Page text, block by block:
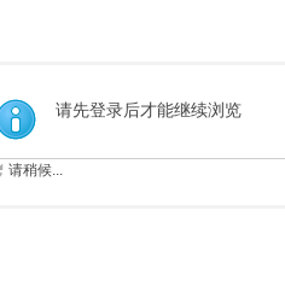
请先登录后才能继续浏览
请稍候...